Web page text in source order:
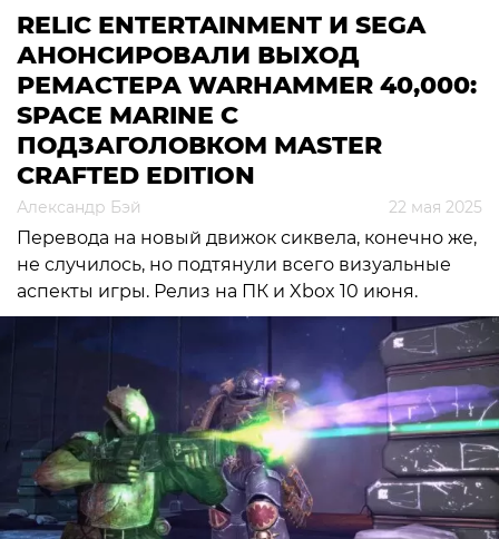
RELIC ENTERTAINMENT И SEGA
АНОНСИРОВАЛИ ВЫХОД
РЕМАСТЕРА WARHAMMER 40,000:
SPACE MARINE С
ПОДЗАГОЛОВКОМ MASTER
CRAFTED EDITION
Александр Бэй 22 мая 2025
Перевода на новый движок сиквела, конечно же,
не случилось, но подтянули всего визуальные
аспекты игры. Релиз на ПК и Xbox 10 июня.